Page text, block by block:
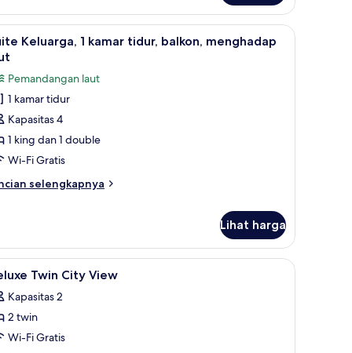
meja kerja, dan ruang kerja ramah laptopSuite Keluarga, 1 kamar tidur, balkon,
11
Keluarga, 1 kamar tidur, balkon, menghadap
Pemandangan laut
1 kamar tidur
Kapasitas 4
1 king dan 1 double
Wi-Fi Gratis
selengkapnya
Lihat harga
dan ruang kerja ramah laptopSeprai premium, busa memori, meja kerja,
3 Twin City View
Kapasitas 2
2 twin
Wi-Fi Gratis